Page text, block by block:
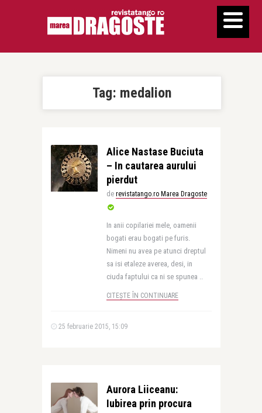
Tag: medalion
Alice Nastase Buciuta
– In cautarea aurului
pierdut
de revistatango.ro Marea Dragoste
In anii copilariei mele, oamenii
bogati erau bogati pe furis.
Nimeni nu avea pe atunci dreptul
sa isi etaleze averea, desi, in
ciuda faptului ca ni se spunea ..
CITEȘTE ÎN CONTINUARE
25 februarie 2015, 15:09
Aurora Liiceanu:
Iubirea prin procura